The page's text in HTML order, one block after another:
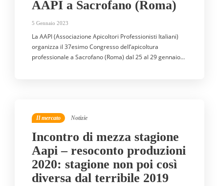
AAPI a Sacrofano (Roma)
5 Gennaio 2023
La AAPI (Associazione Apicoltori Professionisti Italiani)
organizza il 37esimo Congresso dell’apicoltura
professionale a Sacrofano (Roma) dal 25 al 29 gennaio…
Il mercato Notizie
Incontro di mezza stagione
Aapi – resoconto produzioni
2020: stagione non poi così
diversa dal terribile 2019